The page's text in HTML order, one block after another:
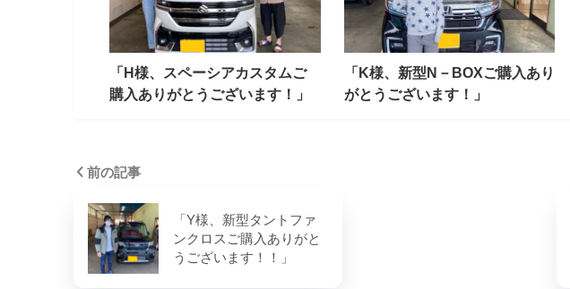
「H様、スペーシアカスタムご
購入ありがとうございます！」
「K様、新型N－BOXご購入あり
がとうございます！」
前の記事
「Y様、新型タントファ
ンクロスご購入ありがと
うございます！！」